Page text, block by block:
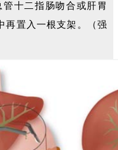
十二指肠吻合或肝胃
再置入一根支架。（强